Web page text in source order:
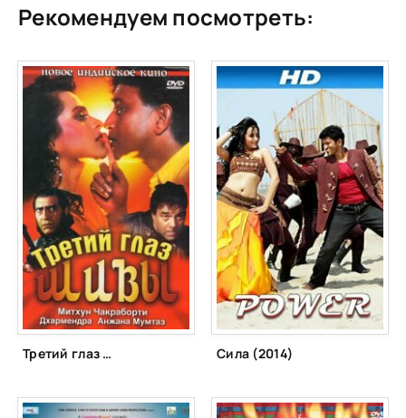
Рекомендуем посмотреть:
Третий глаз Шивы (1991) Сила (2014)